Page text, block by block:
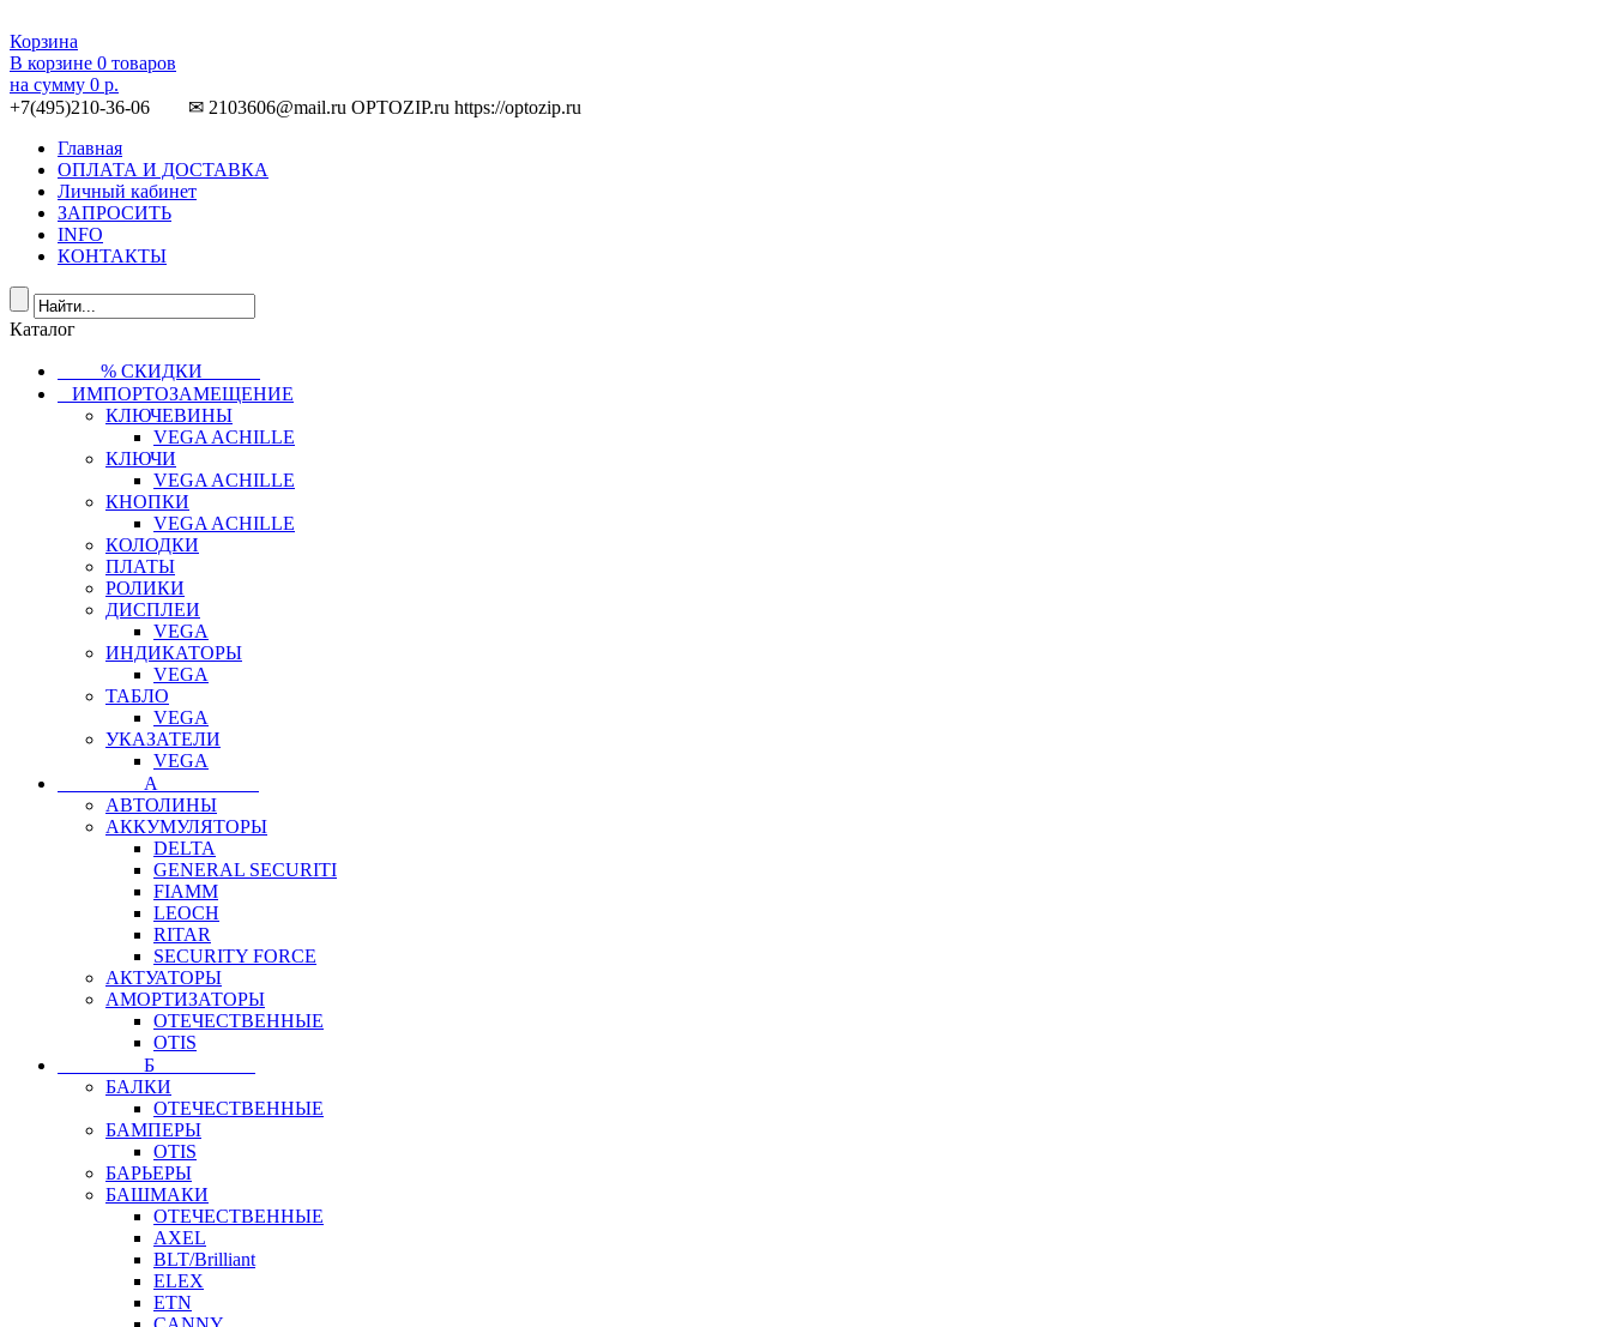
Корзина
В корзине 0 товаров
на сумму 0 р.
+7(495)210-36-06 ✉ 2103606@mail.ru OPTOZIP.ru https://optozip.ru
Главная
ОПЛАТА И ДОСТАВКА
Личный кабинет
ЗАПРОСИТЬ
INFO
КОНТАКТЫ
Каталог
⠀⠀⠀% СКИДКИ⠀⠀⠀⠀
⠀ИМПОРТОЗАМЕЩЕНИЕ
КЛЮЧЕВИНЫ
VEGA ACHILLE
КЛЮЧИ
VEGA ACHILLE
КНОПКИ
VEGA ACHILLE
КОЛОДКИ
ПЛАТЫ
РОЛИКИ
ДИСПЛЕИ
VEGA
ИНДИКАТОРЫ
VEGA
ТАБЛО
VEGA
УКАЗАТЕЛИ
VEGA
⠀⠀⠀⠀⠀⠀А⠀⠀⠀⠀⠀⠀⠀
АВТОЛИНЫ
АККУМУЛЯТОРЫ
DELTA
GENERAL SECURITI
FIAMM
LEOCH
RITAR
SECURITY FORCE
АКТУАТОРЫ
АМОРТИЗАТОРЫ
ОТЕЧЕСТВЕННЫЕ
OTIS
⠀⠀⠀⠀⠀⠀Б⠀⠀⠀⠀⠀⠀⠀
БАЛКИ
ОТЕЧЕСТВЕННЫЕ
БАМПЕРЫ
OTIS
БАРЬЕРЫ
БАШМАКИ
ОТЕЧЕСТВЕННЫЕ
AXEL
BLT/Brilliant
ELEX
ETN